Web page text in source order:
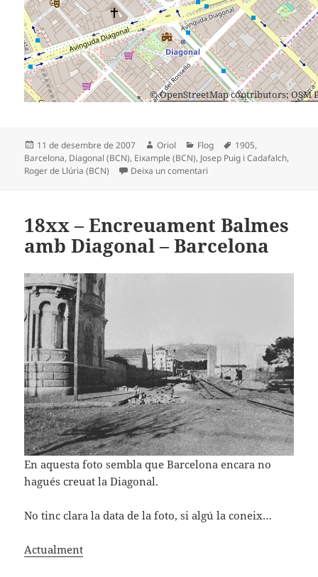
©OpenStreetMapcontributors;OSM
Publicat
el
11 de desembre de 2007 Autor
Oriol Categories
Flog Etiquetes
1905,
Barcelona, Diagonal (BCN), Eixample (BCN), Josep Puig i Cadafalch,
Roger de Llúria (BCN)
Deixa un comentari
18xx – Encreuament Balmes
amb Diagonal – Barcelona
En aquesta foto sembla que Barcelona encara no
hagués creuat la Diagonal.
No tinc clara la data de la foto, si algú la coneix…
Actualment